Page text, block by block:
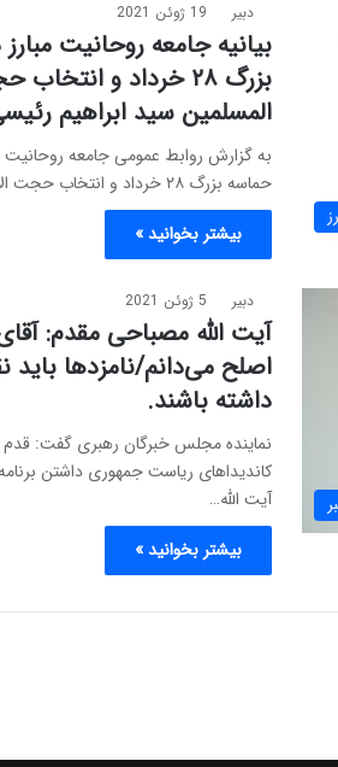
دبیر 19 ژوئن 2021
بیانیه جامعه روحانیت
بزرگ ۲۸ خرداد و
المسلمین سید ابراهیم‌
به گزارش روابط عمومی جامعه روحانیت
حماسه بزرگ ۲۸ خرداد و انتخاب حجت الاسلام و المسلمین…
بیشتر بخوانید »
دبیر 5 ژوئن 2021
آیت الله مصباحی مقدم:
اصلح می‌دانم/نامزدها باید
داشته باشند.
نماینده مجلس خبرگان رهبری گفت:
کاندیداهای ریاست جمهوری داشتن
آیت الله…
بیشتر بخوانید »